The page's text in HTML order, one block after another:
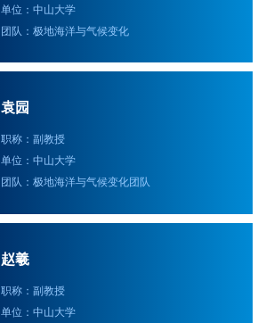
单位：中山大学
团队：极地海洋与气候变化
袁园
职称：副教授
单位：中山大学
团队：极地海洋与气候变化团队
赵羲
职称：副教授
单位：中山大学